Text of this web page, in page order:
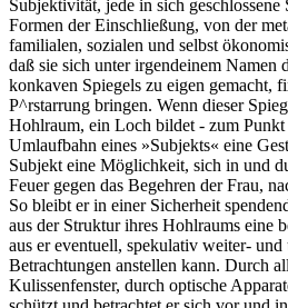
Subjektivität, jede in sich geschlossene
Formen der Einschließung, von der
familialen, sozialen und selbst
daß sie sich unter irgendeinem Namen
konkaven Spiegels zu eigen gemacht,
P^rstarrung bringen. Wenn dieser
Hohlraum, ein Loch bildet - zum
Umlaufbahn eines »Subjekts« eine
Subjekt eine Möglichkeit, sich in und
Feuer gegen das Begehren der Frau,
So bleibt er in einer Sicherheit
aus der Struktur ihres Hohlraums eine
aus er eventuell, spekulativ weiter- und
Betrachtungen anstellen kann. Durch
Kulissenfenster, durch optische